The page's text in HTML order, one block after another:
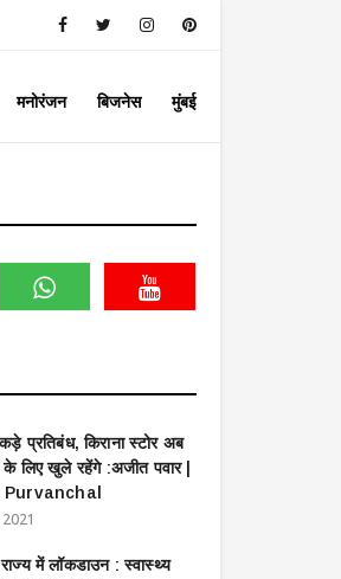
मनोरंजन बिजनेस मुंबई
कड़े प्रतिबंध, किराना स्टोर अब
लिए खुले रहेंगे :अजीत पवार |
में लॉकडाउन : स्वास्थ्य